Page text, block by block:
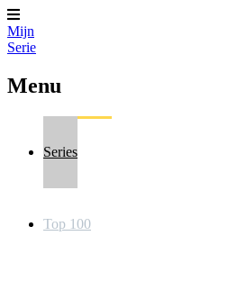
Mijn
Serie
Menu
Series
Top 100